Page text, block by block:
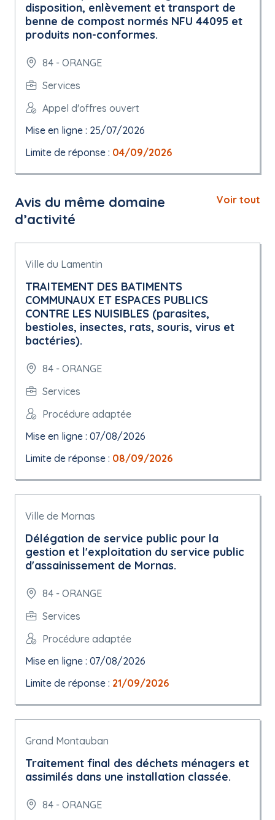
disposition, enlèvement et transport de
benne de compost normés NFU 44095 et
produits non-conformes.
84 - ORANGE
Services
Appel d'offres ouvert
Mise en ligne : 25/07/2026
Limite de réponse : 04/09/2026
Avis du même domaine
d’activité
Voir tout
Ville du Lamentin
TRAITEMENT DES BATIMENTS
COMMUNAUX ET ESPACES PUBLICS
CONTRE LES NUISIBLES (parasites,
bestioles, insectes, rats, souris, virus et
bactéries).
84 - ORANGE
Services
Procédure adaptée
Mise en ligne : 07/08/2026
Limite de réponse : 08/09/2026
Ville de Mornas
Délégation de service public pour la
gestion et l'exploitation du service public
d'assainissement de Mornas.
84 - ORANGE
Services
Procédure adaptée
Mise en ligne : 07/08/2026
Limite de réponse : 21/09/2026
Grand Montauban
Traitement final des déchets ménagers et
assimilés dans une installation classée.
84 - ORANGE